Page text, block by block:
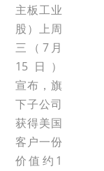
主板工业
股）上周
三（7月
15日）
宣布，旗
下子公司
获得美国
客户一份
价值约1